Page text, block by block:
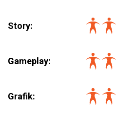
Story:
Gameplay:
Grafik: